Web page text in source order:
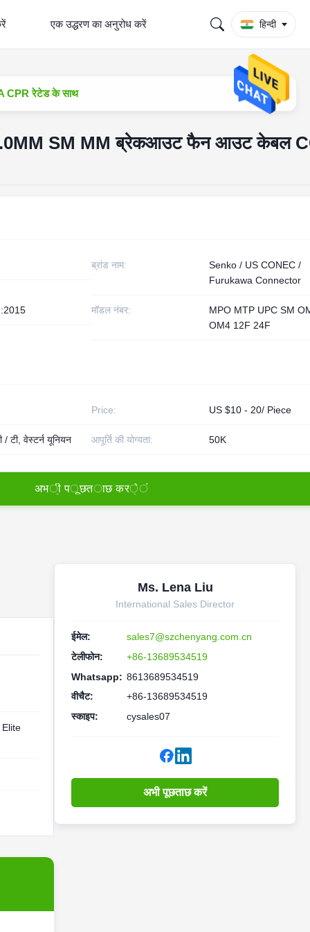
एक उद्धरण का अनुरोध करें हिन्दी
CPR रेटेड के साथ
SM MM ब्रेकआउट फैन आउट केबल
ब्रांड नाम:
Senko / US CONEC /
Furukawa Connector
मॉडल नंबर:
MPO MTP UPC SM
OM4 12F 24F
Price: US $10 - 20/ Piece
/ टी, वेस्टर्न यूनियन आपूर्ति की योग्यता: 50K
अभी पूछताछ करें
Elite
Ms. Lena Liu
International Sales Director
ईमेल:
sales7@szchenyang.com.cn
टेलीफोन:
+86-13689534519
Whatsapp: 8613689534519
वीचैट:
+86-13689534519
स्काइप:
cysales07
अभी पूछताछ करें